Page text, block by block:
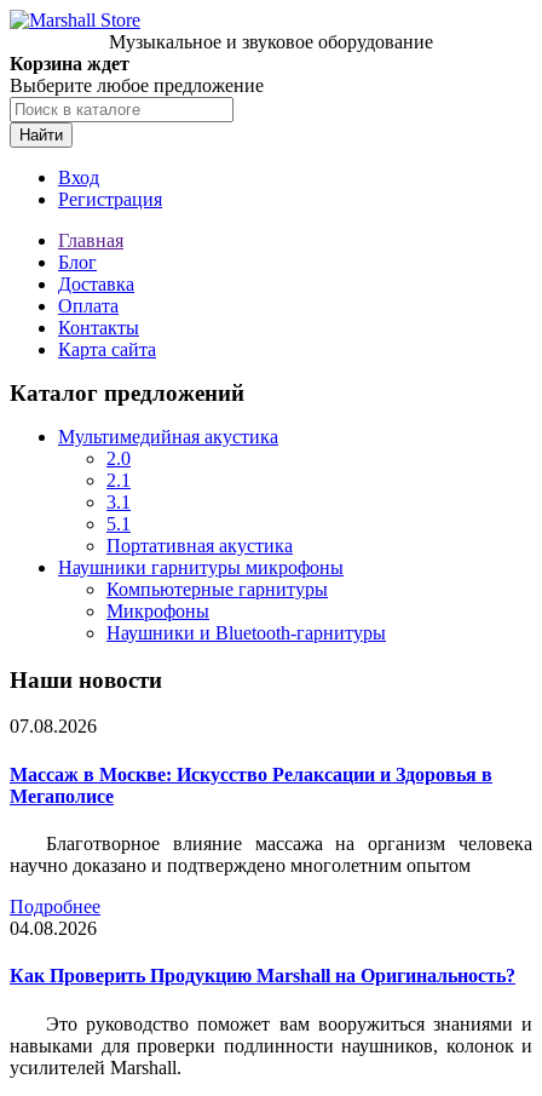
Музыкальное и звуковое оборудование
Корзина ждет
Выберите любое предложение
Найти
Вход
Регистрация
Главная
Блог
Доставка
Оплата
Контакты
Карта сайта
Каталог предложений
Мультимедийная акустика
2.0
2.1
3.1
5.1
Портативная акустика
Наушники гарнитуры микрофоны
Компьютерные гарнитуры
Микрофоны
Наушники и Bluetooth-гарнитуры
Наши новости
07.08.2026
Массаж в Москве: Искусство Релаксации и Здоровья в
Мегаполисе
Благотворное влияние массажа на организм человека
научно доказано и подтверждено многолетним опытом
Подробнее
04.08.2026
Как Проверить Продукцию Marshall на Оригинальность?
Это руководство поможет вам вооружиться знаниями и
навыками для проверки подлинности наушников, колонок и
усилителей Marshall.